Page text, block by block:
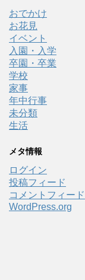
おでかけ
お花見
イベント
入園・入学
卒園・卒業
学校
家事
年中行事
未分類
生活
メタ情報
ログイン
投稿フィード
コメントフィード
WordPress.org